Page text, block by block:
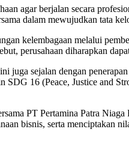
agar berjalan secara
dalam mewujudkan tata
kelembagaan melalui
perusahaan diharapkan
juga sejalan dengan
16 (Peace, Justice and
PT Pertamina Patra
bisnis, serta menciptakan